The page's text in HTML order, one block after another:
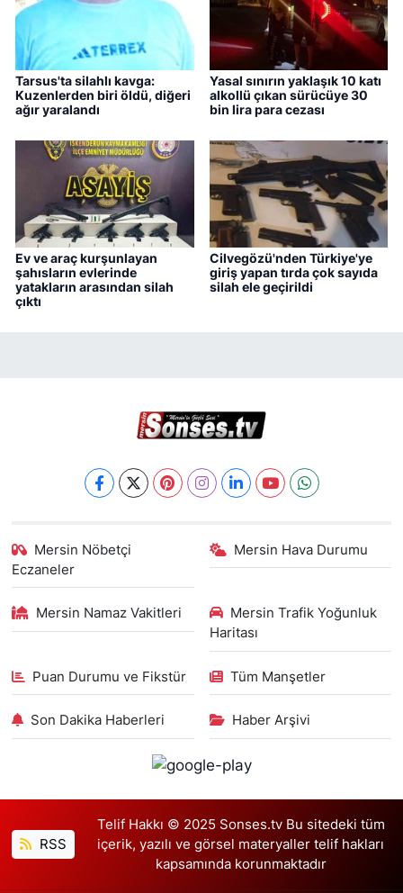
Tarsus'ta silahlı kavga:
Kuzenlerden biri öldü, diğeri
ağır yaralandı
Yasal sınırın yaklaşık 10 katı
alkollü çıkan sürücüye 30
bin lira para cezası
Ev ve araç kurşunlayan
şahısların evlerinde
yatakların arasından silah
çıktı
Cilvegözü'nden Türkiye'ye
giriş yapan tırda çok sayıda
silah ele geçirildi
Mersin Nöbetçi
Eczaneler
Mersin Hava Durumu
Mersin Namaz Vakitleri
Mersin Trafik Yoğunluk
Haritası
Puan Durumu ve Fikstür Tüm Manşetler
Son Dakika Haberleri Haber Arşivi
RSS
Telif Hakkı © 2025 Sonses.tv Bu sitedeki tüm
içerik, yazılı ve görsel materyaller telif hakları
kapsamında korunmaktadır